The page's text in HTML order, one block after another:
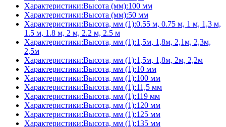
Характеристики:Высота (мм):100 мм
Характеристики:Высота (мм):50 мм
Характеристики:Высота, мм (1):0.55 м, 0.75 м, 1 м, 1,3 м,
1.5 м, 1.8 м, 2 м, 2.2 м, 2.5 м
Характеристики:Высота, мм (1):1,5м, 1,8м, 2,1м, 2,3м,
2,5м
Характеристики:Высота, мм (1):1,5м, 1,8м, 2м, 2,2м
Характеристики:Высота, мм (1):10 мм
Характеристики:Высота, мм (1):100 мм
Характеристики:Высота, мм (1):11,5 мм
Характеристики:Высота, мм (1):119 мм
Характеристики:Высота, мм (1):120 мм
Характеристики:Высота, мм (1):125 мм
Характеристики:Высота, мм (1):135 мм